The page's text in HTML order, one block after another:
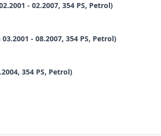
- 02.2007, 354 PS, Petrol)
- 08.2007, 354 PS, Petrol)
354 PS, Petrol)